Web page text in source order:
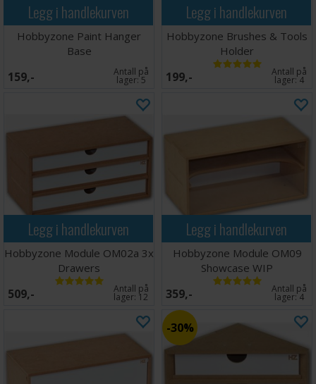
Legg i handlekurven
Hobbyzone Paint Hanger
Base
159,- Antall på
lager:5
Legg i handlekurven
Hobbyzone Brushes & Tools
Holder
199,- Antall på
lager:4
Legg i handlekurven
Hobbyzone Module OM02a 3x
Drawers
509,- Antall på
lager: 12
Legg i handlekurven
Hobbyzone Module OM09
Showcase WIP
359,- Antall på
lager:4
30%